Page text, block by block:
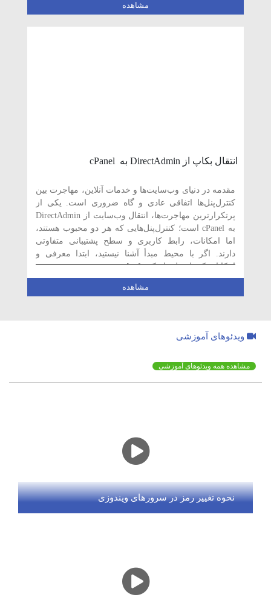
مشاهده
انتقال بکاپ از DirectAdmin به cPanel
مقدمه در دنیای وب‌سایت‌ها و خدمات آنلاین، مهاجرت بین
کنترل‌پنل‌ها اتفاقی عادی و گاه ضروری است. یکی از
پرتکرارترین مهاجرت‌ها، انتقال وب‌سایت از DirectAdmin
به cPanel است؛ کنترل‌پنل‌هایی که هر دو محبوب هستند،
اما امکانات، رابط کاربری و سطح پشتیبانی متفاوتی
دارند. اگر با محیط مبدأ آشنا نیستید، ابتدا معرفی و
امکانات کنترل پنل دایرکت […]
مشاهده
ویدئوهای آموزشی
مشاهده همه ویدئوهای آموزشی
نحوه تغییر رمز در سرورهای ویندوزی